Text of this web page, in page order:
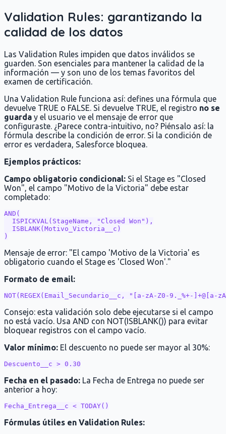
Validation Rules: garantizando la
calidad de los datos
Las Validation Rules impiden que datos inválidos se
guarden. Son esenciales para mantener la calidad de la
información — y son uno de los temas favoritos del
examen de certificación.
Una Validation Rule funciona así: defines una fórmula que
devuelve TRUE o FALSE. Si devuelve TRUE, el registro no se
guarda y el usuario ve el mensaje de error que
configuraste. ¿Parece contra-intuitivo, no? Piénsalo así: la
fórmula describe la condición de error. Si la condición de
error es verdadera, Salesforce bloquea.
Ejemplos prácticos:
Campo obligatorio condicional: Si el Stage es "Closed
Won", el campo "Motivo de la Victoria" debe estar
completado:
AND(
  ISPICKVAL(StageName, "Closed Won"),
  ISBLANK(Motivo_Victoria__c)
Mensaje de error: "El campo 'Motivo de la Victoria' es
obligatorio cuando el Stage es 'Closed Won'."
Formato de email:
Consejo: esta validación solo debe ejecutarse si el campo
no está vacío. Usa AND con NOT(ISBLANK()) para evitar
bloquear registros con el campo vacío.
Valor mínimo: El descuento no puede ser mayor al 30%:
Fecha en el pasado: La Fecha de Entrega no puede ser
anterior a hoy:
Fórmulas útiles en Validation Rules: